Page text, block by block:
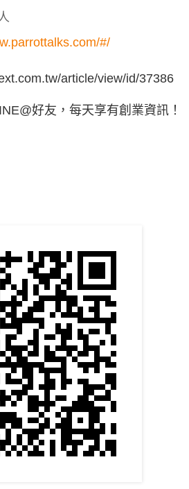
#/
article/view/id/37386
好友，每天享有創業資訊！